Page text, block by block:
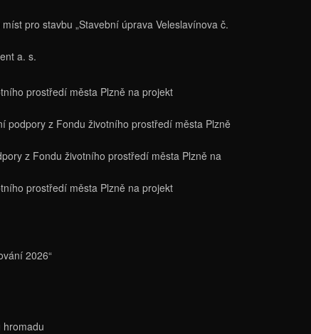
pro stavbu „Stavební úprava Veleslavínova č.
a. s.
prostředí města Plzně na projekt
podpory z Fondu životního prostředí města Plzně
z Fondu životního prostředí města Plzně na
prostředí města Plzně na projekt
2026“
hromadu